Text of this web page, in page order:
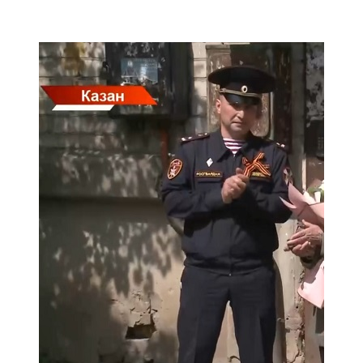
106,2 FM
Минзәлә
107,3 FM
Мөслим
100,0 FM
Нурлат
104,7 FM
Олы Әтнә
71,42 FM
Сарман